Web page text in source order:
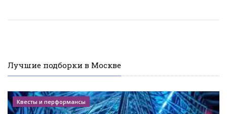
Лучшие подборки в Москве
Квесты и перформансы